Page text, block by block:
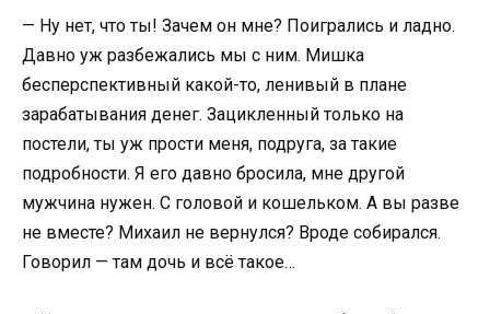
— Ну нет, что ты! Зачем он мне? Поигрались и ладно.
Давно уж разбежались мы с ним. Мишка
бесперспективный какой-то, ленивый в плане
зарабатывания денег. Зацикленный только на
постели, ты уж прости меня, подруга, за такие
подробности. Я его давно бросила, мне другой
мужчина нужен. С головой и кошельком. А вы разве
не вместе? Михаил не вернулся? Вроде собирался.
Говорил — там дочь и всё такое…